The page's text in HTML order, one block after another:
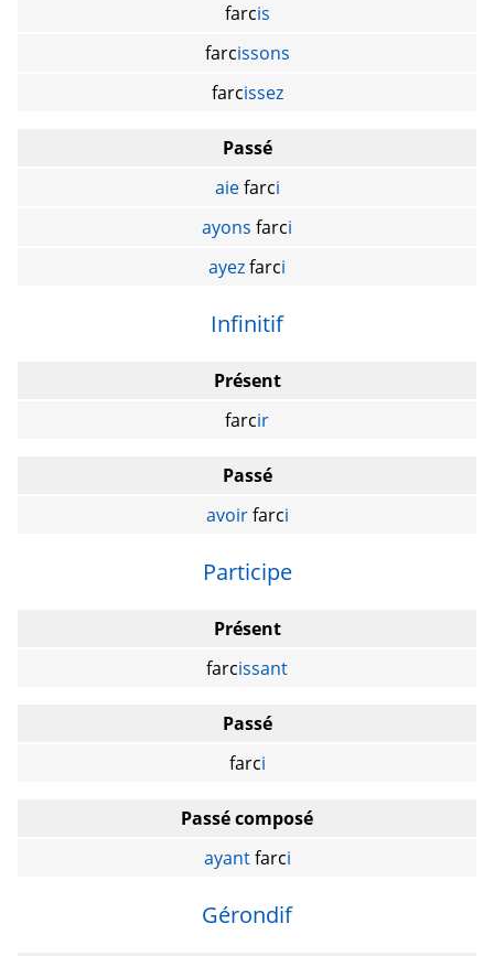
farcis
farcissons
farcissez
Passé
aiefarci
ayons farci
ayezfarci
Infinitif
Présent
farcir
Passé
avoirfarci
Participe
Présent
farcissant
Passé
farci
Passé composé
ayantfarci
Gérondif